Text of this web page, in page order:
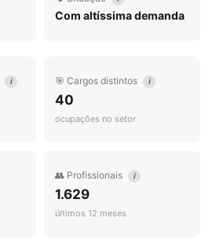
Com altíssima demanda
i 🎯 Cargos distintos i
40
ocupações no setor
👥 Profissionais i
1.629
últimos 12 meses